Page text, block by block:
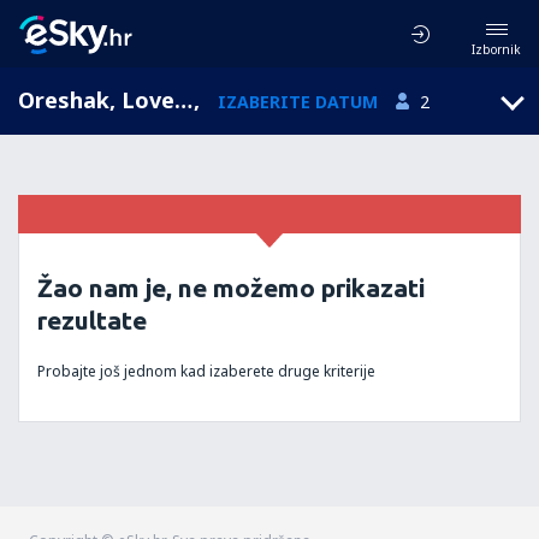
Izbornik
Oreshak, Lovech, Bugarska, IZABERITE DATUM 2
Žao nam je, ne možemo prikazati
rezultate
Probajte još jednom kad izaberete druge kriterije